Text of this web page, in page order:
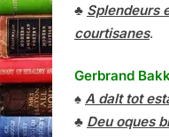
♣ Splendeurs
courtisanes.
Gerbrand
♠ A dalt tot
♣ Deu oques